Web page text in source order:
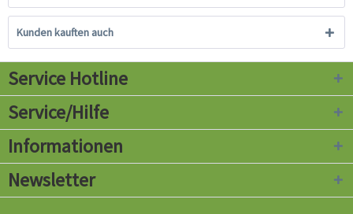
Kunden kauften auch
Service Hotline
Service/Hilfe
Informationen
Newsletter